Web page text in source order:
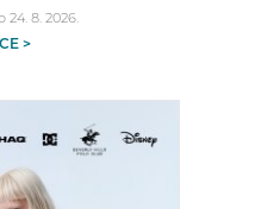
24. 8. 2026.
>